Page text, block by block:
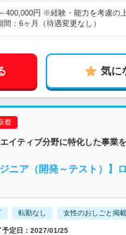
400,000円 ※経験・能力を考慮の
：6ヶ月（待遇変更なし）
気に
イティブ分野に特化した事業
ニア（開発～テスト）】
転勤なし 女性のおしごと掲
定日：2027/01/25